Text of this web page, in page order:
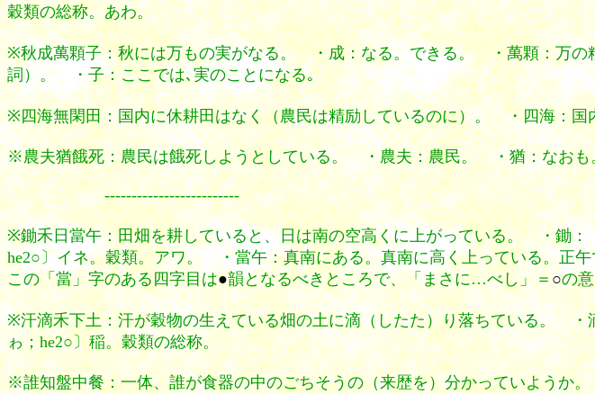
穀類の総称。あわ。
※秋成萬顆子：秋には万もの実がなる。 ・成：なる。できる。 ・萬顆：万の
詞）。 ・子：ここでは､実のことになる｡
※四海無閑田：国内に休耕田はなく（農民は精励しているのに）。 ・四海：
※農夫猶餓死：農民は餓死しようとしている。 ・農夫：農民。 ・猶：なお
-------------------------
※鋤禾日當午：田畑を耕していると、日は南の空高くに上がっている。 ・鋤
he2○〕イネ。穀類。アワ。 ・當午：真南にある。真南に高く上っている。正
この「當」字のある四字目は●韻となるべきところで、「まさに…べし」＝○の
※汗滴禾下土：汗が穀物の生えている畑の土に滴（したた）り落ちている。
ゎ；he2○〕稲。穀類の総称。
※誰知盤中餐：一体、誰が食器の中のごちそうの（来歴を）分かっていよう